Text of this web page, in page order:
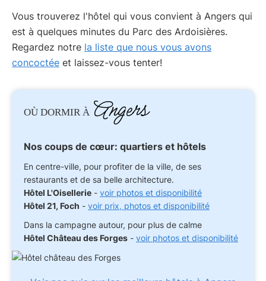
Vous trouverez l'hôtel qui vous convient à Angers qui
est à quelques minutes du Parc des Ardoisières.
Regardez notre la liste que nous vous avons
concoctée et laissez-vous tenter!
OÙ DORMIR À Angers
Nos coups de cœur: quartiers et hôtels
En centre-ville, pour profiter de la ville, de ses
restaurants et de sa belle architecture.
Hôtel L'Oisellerie - voir photos et disponibilité
Hôtel 21, Foch - voir prix, photos et disponibilité
Dans la campagne autour, pour plus de calme
Hôtel Château des Forges - voir photos et disponibilité